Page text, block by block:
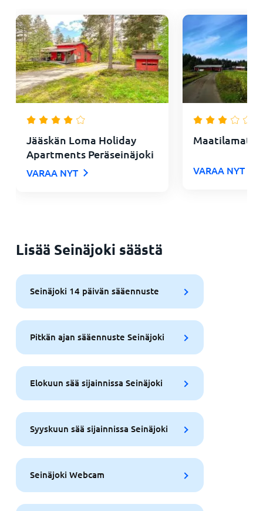
Jääskän Loma Holiday
Apartments Peräseinäjoki
VARAA NYT VARAA NYT
Lisää Seinäjoki säästä
Seinäjoki 14 päivän sääennuste
Pitkän ajan sääennuste Seinäjoki
Elokuun sää sijainnissa Seinäjoki
Syyskuun sää sijainnissa Seinäjoki
Seinäjoki Webcam